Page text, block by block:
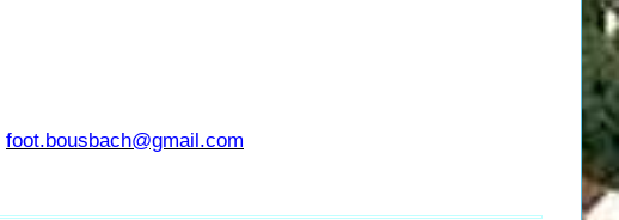
foot.bousbach@gmail.com